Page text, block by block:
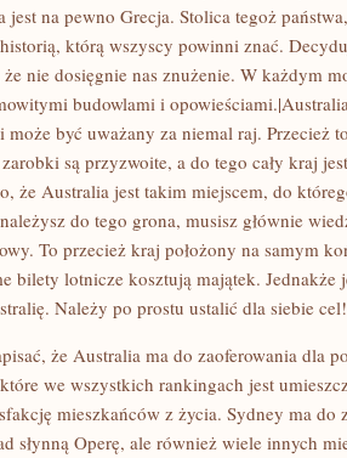
jest na pewno Grecja. Stolica tegoż
którą wszyscy powinni znać.
nie dosięgnie nas znużenie. W każdym
budowlami i
być uważany za niemal raj. Przecież
są przyzwoite, a do tego cały kraj
że Australia jest takim miejscem, do
do tego grona, musisz głównie
To przecież kraj położony na samym
bilety lotnicze kosztują majątek. Jednakże
Należy po prostu ustalić dla siebie cel!
że Australia ma do zaoferowania dla
we wszystkich rankingach jest
mieszkańców z życia. Sydney ma do
słynną Operę, ale również wiele innych